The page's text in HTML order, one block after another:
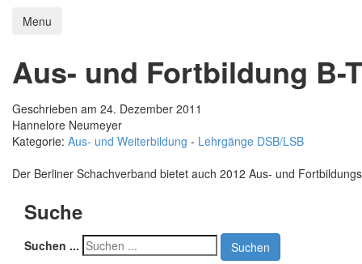
Menu
Aus- und Fortbildung B-
Geschrieben am 24. Dezember 2011
Hannelore Neumeyer
Kategorie: Aus- und Weiterbildung - Lehrgänge DSB/LSB
Der Berliner Schachverband bietet auch 2012 Aus- und
Suche
Suchen ... Suchen